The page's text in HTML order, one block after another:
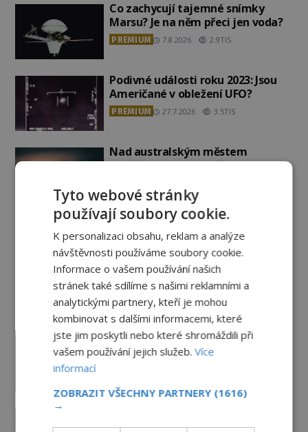
Co zachycují tajemné snímky
Marsu? Je na něm přeci jen voda?
PREMIUM 7.8.2026 2.9TIS
Podivné události roku 2023: Jsou
Američané v obležení UFO?
PREMIUM 27.7.2026 3.5TIS
Nad australským městem
„tančila“ záhadná světla
Záhady historie
Smírčí kříže: Kamenní svědkové
vražd, pomsty a dávných vin
9.8.2026 1.2TIS
Ayia Napa: Kyperské vodní
monstrum s mírumilovnou
7.8.2026
Tajná výprava, která odnesla
Tyto webové stránky
používají soubory cookie.
K personalizaci obsahu, reklam a analýze
návštěvnosti používáme soubory cookie.
Informace o vašem používání našich
stránek také sdílíme s našimi reklamními a
analytickými partnery, kteří je mohou
kombinovat s dalšími informacemi, které
jste jim poskytli nebo které shromáždili při
vašem používání jejich služeb.Více
informací
ZOBRAZIT VŠECHNY PARTNERY (1616)
→